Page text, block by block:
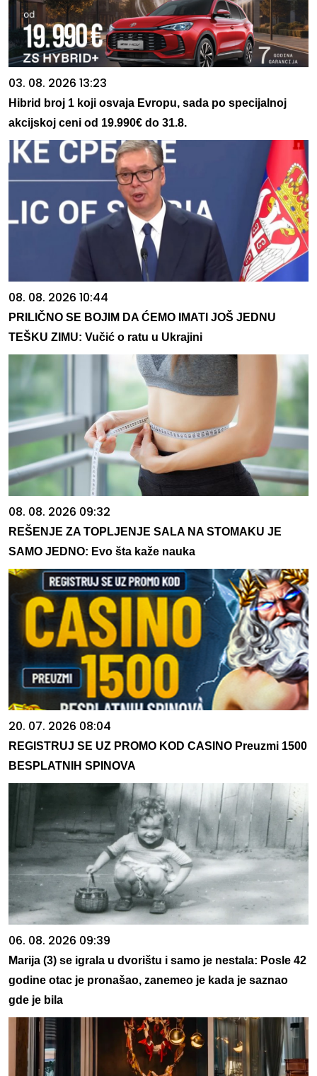
03. 08. 2026 13:23
Hibrid broj 1 koji osvaja Evropu, sada po specijalnoj
akcijskoj ceni od 19.990€ do 31.8.
08. 08. 2026 10:44
PRILIČNO SE BOJIM DA ĆEMO IMATI JOŠ JEDNU
TEŠKU ZIMU: Vučić o ratu u Ukrajini
08. 08. 2026 09:32
REŠENJE ZA TOPLJENJE SALA NA STOMAKU JE
SAMO JEDNO: Evo šta kaže nauka
20. 07. 2026 08:04
REGISTRUJ SE UZ PROMO KOD CASINO Preuzmi 1500
BESPLATNIH SPINOVA
06. 08. 2026 09:39
Marija (3) se igrala u dvorištu i samo je nestala: Posle 42
godine otac je pronašao, zanemeo je kada je saznao
gde je bila